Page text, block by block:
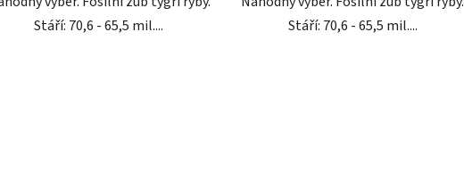
Stáří: 70,6 - 65,5 mil....
Stáří: 70,6 - 65,5 mil....